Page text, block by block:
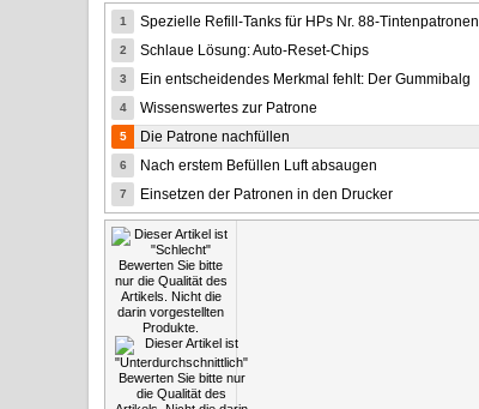
1 Spezielle Refill-Tanks für HPs Nr. 88-Tintenpatronen
2 Schlaue Lösung: Auto-Reset-Chips
3 Ein entscheidendes Merkmal fehlt: Der Gummibalg
4 Wissenswertes zur Patrone
5 Die Patrone nachfüllen
6 Nach erstem Befüllen Luft absaugen
7 Einsetzen der Patronen in den Drucker